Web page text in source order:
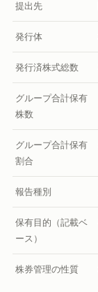
提出先
発行体
発行済株式総数
グループ合計保有
株数
グループ合計保有
割合
報告種別
保有目的（記載ベ
ース）
株券管理の性質